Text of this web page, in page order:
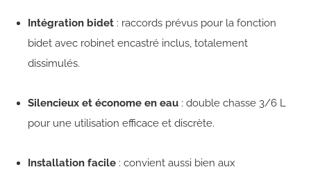
Intégration bidet : raccords prévus pour la fonction
bidet avec robinet encastré inclus, totalement
dissimulés.
Silencieux et économe en eau : double chasse 3/6 L
pour une utilisation efficace et discrète.
Installation facile : convient aussi bien aux